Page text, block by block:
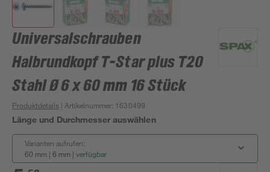
Universalschrauben
Halbrundkopf T-Star plus T20
Stahl Ø 6 x 60 mm 16 Stück
Produktdetails | Artikelnummer: 1630499
Länge und Durchmesser auswählen
Varianten aufrufen:
60 mm | 6 mm | verfügbar